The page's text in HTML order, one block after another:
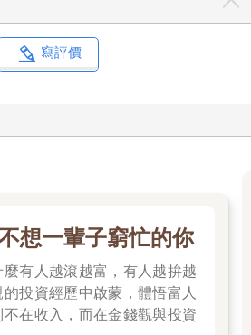
寫評價
想一輩子窮忙的你
有人越滾越富，有人越拚越
投資經歷中啟蒙，體悟富人
在收入，而在金錢觀與投資